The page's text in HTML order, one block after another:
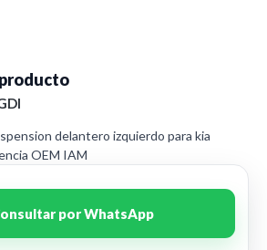
delantero izquierdo para kia
OEM IAM
por WhatsApp